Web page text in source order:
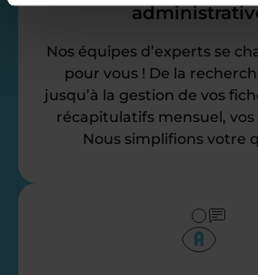
Nos équipes d’experts se
pour vous ! De la
jusqu’à la gestion de vos
récapitulatifs mensuel,
Nous simplifions votre